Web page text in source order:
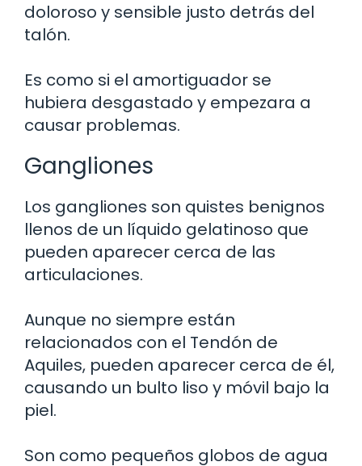
doloroso y sensible justo detrás del
talón.
Es como si el amortiguador se
hubiera desgastado y empezara a
causar problemas.
Gangliones
Los gangliones son quistes benignos
llenos de un líquido gelatinoso que
pueden aparecer cerca de las
articulaciones.
Aunque no siempre están
relacionados con el Tendón de
Aquiles, pueden aparecer cerca de él,
causando un bulto liso y móvil bajo la
piel.
Son como pequeños globos de agua